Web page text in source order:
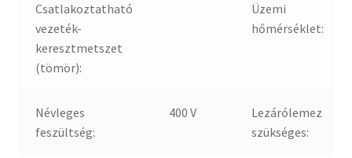
Csatlakoztatható
vezeték-
keresztmetszet
(tömör):
Üzemi
hőmérséklet:
Névleges
feszültség:
400 V
Lezárólemez
szükséges: